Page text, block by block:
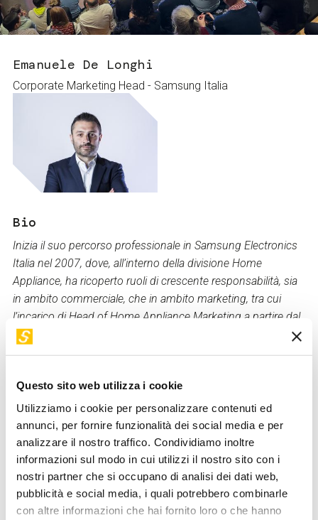
Questo sito web utilizza i cookie
Utilizziamo i cookie per personalizzare contenuti ed
annunci, per fornire funzionalità dei social media e per
analizzare il nostro traffico. Condividiamo inoltre
informazioni sul modo in cui utilizzi il nostro sito con i
nostri partner che si occupano di analisi dei dati web,
pubblicità e social media, i quali potrebbero combinarle
con altre informazioni che hai fornito loro o che hanno
Servizi e accessibilità
Contatti
Biglietti
Emanuele De Longhi
Corporate Marketing Head - Samsung Italia
Bio
Inizia il suo percorso professionale in Samsung Electronics
Italia nel 2007, dove, all’interno della divisione Home
Appliance, ha ricoperto ruoli di crescente responsabilità, sia
in ambito commerciale, che in ambito marketing, tra cui
l’incarico di Head of Home Appliance Marketing a partire dal
2017. Da giugno 2023 ha assunto il ruolo di Corporate
Marketing Head. In precedenza ha lavorato in GfK Marketing
milanese classe 1977, è laureato in Economia presso
l’Università degli Studi di Milano Bicocca.
Torna a "I nostri relatori"
I suoi workshop in STEP